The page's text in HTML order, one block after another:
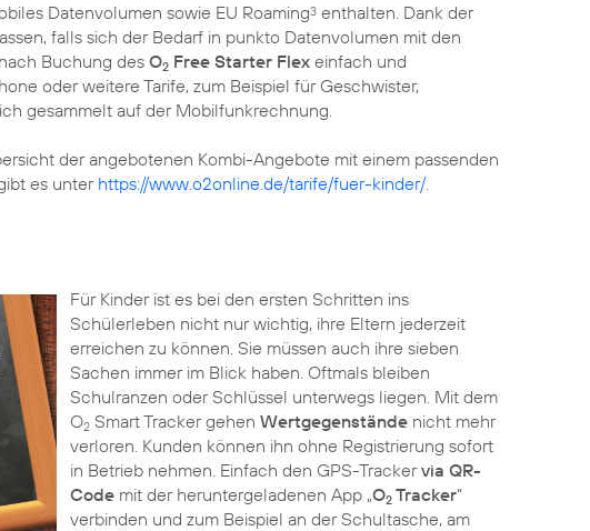
Datenvolumen sowie EU Roaming3 enthalten. Dank der
falls sich der Bedarf in punkto Datenvolumen mit den
Buchung des O2 Free Starter Flex einfach und
oder weitere Tarife, zum Beispiel für Geschwister,
gesammelt auf der Mobilfunkrechnung.
der angebotenen Kombi-Angebote mit einem passenden
es unter https://www.o2online.de/tarife/fuer-kinder/.
Für Kinder ist es bei den ersten Schritten ins
Schülerleben nicht nur wichtig, ihre Eltern jederzeit
erreichen zu können. Sie müssen auch ihre sieben
Sachen immer im Blick haben. Oftmals bleiben
Schulranzen oder Schlüssel unterwegs liegen. Mit dem
O2Smart Tracker gehen Wertgegenständenicht mehr
verloren. Kunden können ihn ohne Registrierung sofort
in Betrieb nehmen. Einfach den GPS-Trackervia QR-
Codemit der heruntergeladenen App „O2Tracker“
verbinden und zum Beispiel an der Schultasche, am